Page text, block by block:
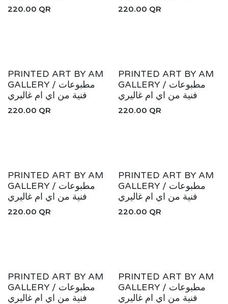
220.00 QR 220.00 QR
New!
PRINTED ART BY AM
GALLERY / مطبوعات
فنية من اي ام غاليري
220.00 QR
New!
PRINTED ART BY AM
GALLERY / مطبوعات
فنية من اي ام غاليري
220.00 QR
New!
PRINTED ART BY AM
GALLERY / مطبوعات
فنية من اي ام غاليري
220.00 QR
New!
PRINTED ART BY AM
GALLERY / مطبوعات
فنية من اي ام غاليري
220.00 QR
New!
PRINTED ART BY AM
GALLERY / مطبوعات
فنية من اي ام غاليري
New!
PRINTED ART BY AM
GALLERY / مطبوعات
فنية من اي ام غاليري